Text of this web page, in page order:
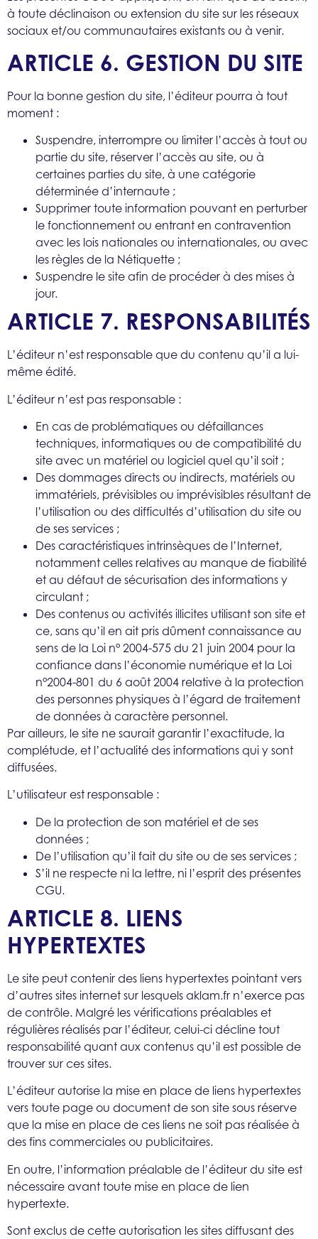
à toute déclinaison ou extension du site sur les réseaux
sociaux et/ou communautaires existants ou à venir.
ARTICLE 6. GESTION DU SITE
Pour la bonne gestion du site, l’éditeur pourra à tout
moment :
Suspendre, interrompre ou limiter l’accès à tout ou
partie du site, réserver l’accès au site, ou à
certaines parties du site, à une catégorie
déterminée d’internaute ;
Supprimer toute information pouvant en perturber
le fonctionnement ou entrant en contravention
avec les lois nationales ou internationales, ou avec
les règles de la Nétiquette ;
Suspendre le site afin de procéder à des mises à
jour.
ARTICLE 7. RESPONSABILITÉS
L’éditeur n’est responsable que du contenu qu’il a lui-
même édité.
L’éditeur n’est pas responsable :
En cas de problématiques ou défaillances
techniques, informatiques ou de compatibilité du
site avec un matériel ou logiciel quel qu’il soit ;
Des dommages directs ou indirects, matériels ou
immatériels, prévisibles ou imprévisibles résultant de
l’utilisation ou des difficultés d’utilisation du site ou
de ses services ;
Des caractéristiques intrinsèques de l’Internet,
notamment celles relatives au manque de fiabilité
et au défaut de sécurisation des informations y
circulant ;
Des contenus ou activités illicites utilisant son site et
ce, sans qu’il en ait pris dûment connaissance au
sens de la Loi n° 2004-575 du 21 juin 2004 pour la
confiance dans l’économie numérique et la Loi
n°2004-801 du 6 août 2004 relative à la protection
des personnes physiques à l’égard de traitement
de données à caractère personnel.
Par ailleurs, le site ne saurait garantir l’exactitude, la
complétude, et l’actualité des informations qui y sont
diffusées.
L’utilisateur est responsable :
De la protection de son matériel et de ses
données ;
De l’utilisation qu’il fait du site ou de ses services ;
S’il ne respecte ni la lettre, ni l’esprit des présentes
CGU.
ARTICLE 8. LIENS
HYPERTEXTES
Le site peut contenir des liens hypertextes pointant vers
d’autres sites internet sur lesquels aklam.fr n’exerce pas
de contrôle. Malgré les vérifications préalables et
régulières réalisés par l’éditeur, celui-ci décline tout
responsabilité quant aux contenus qu’il est possible de
trouver sur ces sites.
L’éditeur autorise la mise en place de liens hypertextes
vers toute page ou document de son site sous réserve
que la mise en place de ces liens ne soit pas réalisée à
des fins commerciales ou publicitaires.
En outre, l’information préalable de l’éditeur du site est
nécessaire avant toute mise en place de lien
hypertexte.
Sont exclus de cette autorisation les sites diffusant des